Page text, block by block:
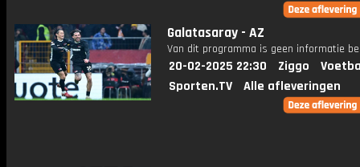
Galatasaray - AZ
Van dit programma is geen informatie
20-02-2025 22:30 Ziggo
Sporten.TV
Alle afleveringen